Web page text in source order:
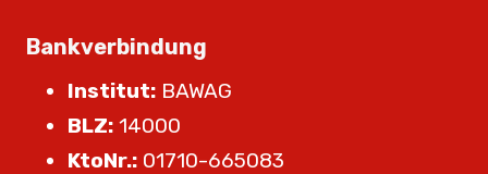
Bankverbindung
Institut: BAWAG
BLZ: 14000
KtoNr.: 01710-665083